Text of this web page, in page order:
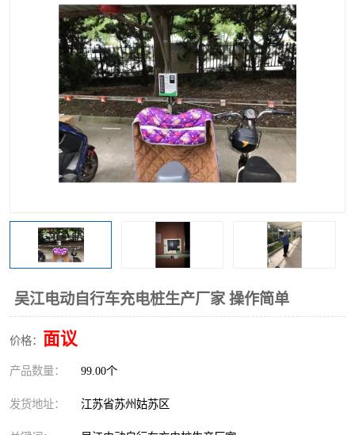
吴江电动自行车充电桩生产厂家 操作简单
价格： 面议
产品数量： 99.00个
发货地址： 江苏省苏州姑苏区